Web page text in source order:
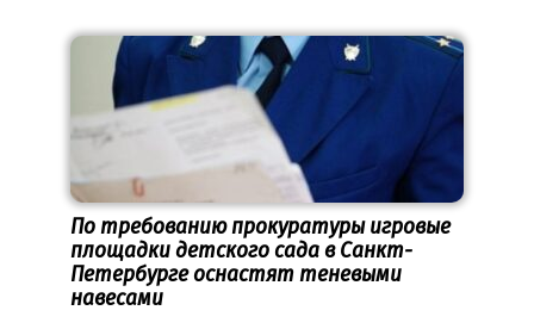
По требованию прокуратуры игровые
площадки детского сада в Санкт-
Петербурге оснастят теневыми
навесами